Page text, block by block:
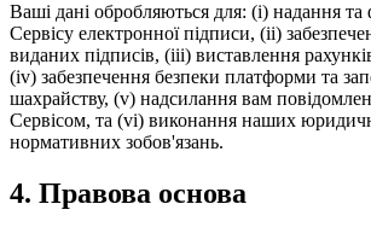
Ваші дані обробляються для: (i) надання
Сервісу електронної підписи, (ii)
виданих підписів, (iii) виставлення
(iv) забезпечення безпеки платформи та
шахрайству, (v) надсилання вам
Сервісом, та (vi) виконання наших
нормативних зобов'язань.
4. Правова основа